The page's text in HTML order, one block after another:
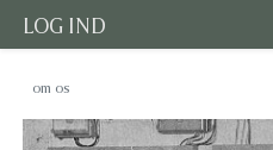
LOG IND
om os